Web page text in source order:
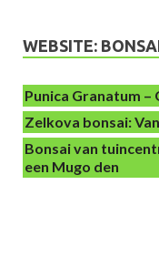
WEBSITE:
Punica Granatum
Zelkova bonsai:
Bonsai van
een Mugo den